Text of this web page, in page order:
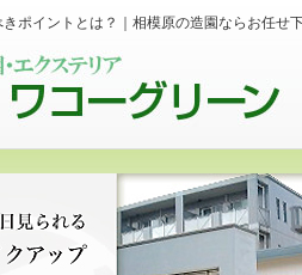
ポイントとは？｜相模原の造園ならお任せ